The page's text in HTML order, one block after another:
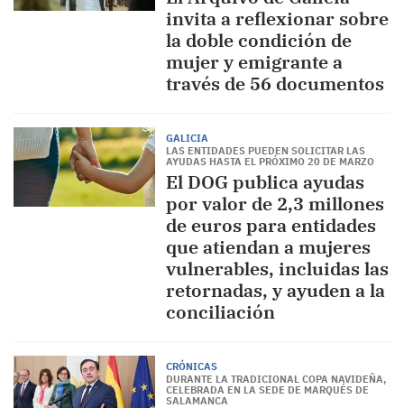
invita a reflexionar sobre
la doble condición de
mujer y emigrante a
través de 56 documentos
GALICIA
LAS ENTIDADES PUEDEN SOLICITAR LAS
AYUDAS HASTA EL PRÓXIMO 20 DE MARZO
El DOG publica ayudas
por valor de 2,3 millones
de euros para entidades
que atiendan a mujeres
vulnerables, incluidas las
retornadas, y ayuden a la
conciliación
CRÓNICAS
DURANTE LA TRADICIONAL COPA NAVIDEÑA,
CELEBRADA EN LA SEDE DE MARQUÉS DE
SALAMANCA